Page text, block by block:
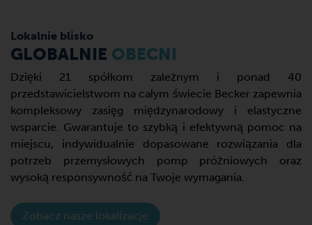
Lokalnie blisko
GLOBALNIE OBECNI
Dzięki 21 spółkom zależnym i ponad 40
przedstawicielstwom na całym świecie Becker zapewnia
kompleksowy zasięg międzynarodowy i elastyczne
wsparcie. Gwarantuje to szybką i efektywną pomoc na
miejscu, indywidualnie dopasowane rozwiązania dla
potrzeb przemysłowych pomp próżniowych oraz
wysoką responsywność na Twoje wymagania.
Zobacz nasze lokalizacje